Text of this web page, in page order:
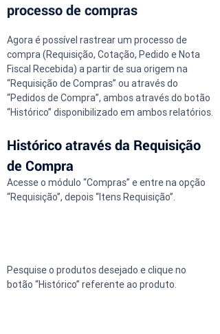
processo de compras
Agora é possível rastrear um processo de
compra (Requisição, Cotação, Pedido e Nota
Fiscal Recebida) a partir de sua origem na
“Requisição de Compras” ou através do
“Pedidos de Compra”, ambos através do botão
“Histórico” disponibilizado em ambos relatórios.
Histórico através da Requisição
de Compra
Acesse o módulo “Compras” e entre na opção
“Requisição”, depois “Itens Requisição”.
Pesquise o produtos desejado e clique no
botão “Histórico” referente ao produto.